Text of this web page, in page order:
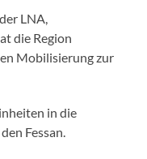
LNA,
die Region
Mobilisierung zur
in die
Fessan.